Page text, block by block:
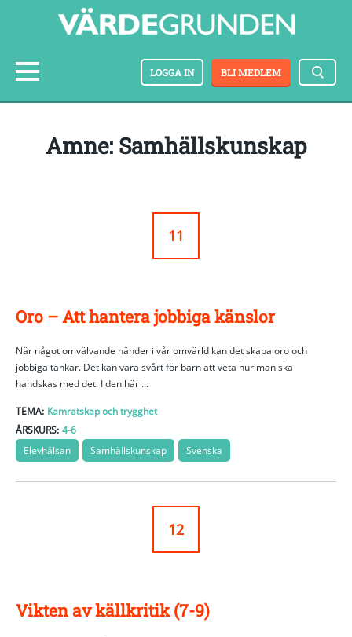
BLI MEDLEM
LOGGA IN
amne: Samhällskunskap
11
Oro – Att hantera jobbiga känslor
När något omvälvande händer i vår omvärld kan det skapa oro och
jobbiga tankar. Det kan vara svårt för barn att veta hur man ska
handskas med det. I den här ...
TEMA: Kamratskap och trygghet
ÅRSKURS: 4-6
Elevhälsan
Samhällskunskap Svenska
12
Vikten av källkritik (7-9)